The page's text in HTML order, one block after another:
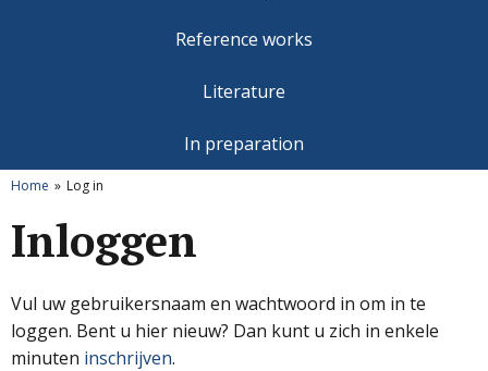
Reference works
Literature
In preparation
Home Log in
Inloggen
Vul uw gebruikersnaam en wachtwoord in om in te
loggen. Bent u hier nieuw? Dan kunt u zich in enkele
minuten inschrijven.